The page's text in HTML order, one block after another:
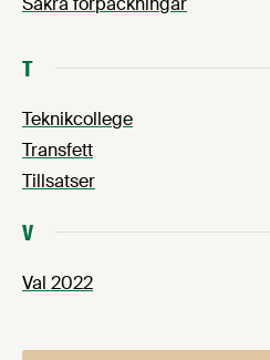
T
Teknikcollege
Transfett
Tillsatser
V
Val 2022